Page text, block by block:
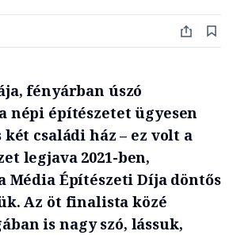
fényárban úszó
népi építészetet ügyesen
családi ház – ez volt a
legjava 2021-ben,
Média Építészeti Díja döntős
Az öt finalista közé
is nagy szó, lássuk,